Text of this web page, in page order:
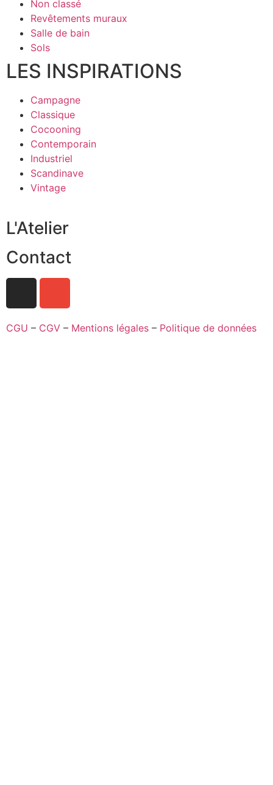
Non classé
Revêtements muraux
Salle de bain
Sols
LES INSPIRATIONS
Campagne
Classique
Cocooning
Contemporain
Industriel
Scandinave
Vintage
L'Atelier
Contact
CGU – CGV – Mentions légales – Politique de données